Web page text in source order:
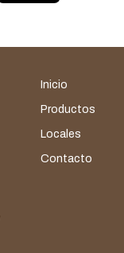
Inicio
Productos
Locales
Contacto